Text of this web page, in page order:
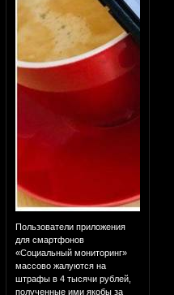
Пользователи приложения
для смартфонов
«Социальный мониторинг»
массово жалуются на
штрафы в 4 тысячи рублей,
полученные ими якобы за